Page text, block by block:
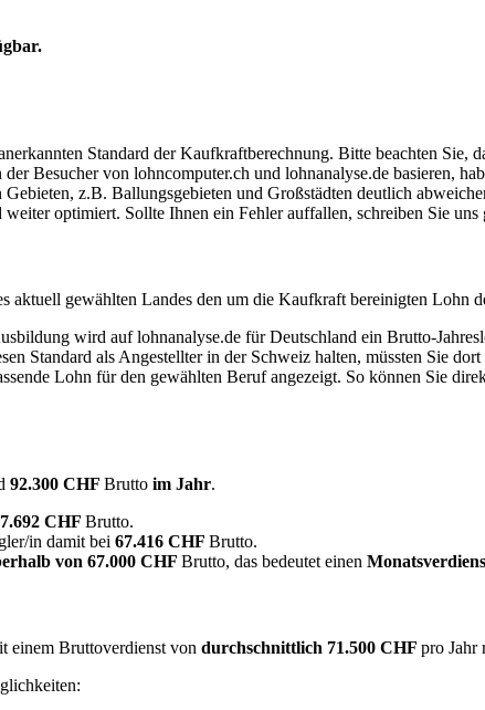
Standard der Kaufkraftberechnung. Bitte beachten Sie,
Besucher von lohncomputer.ch und lohnanalyse.de basieren,
z.B. Ballungsgebieten und Großstädten deutlich
optimiert. Sollte Ihnen ein Fehler auffallen, schreiben Sie uns
aktuell gewählten Landes den um die Kaufkraft bereinigten Lohn
wird auf lohnanalyse.de für Deutschland ein Brutto-
Standard als Angestellter in der Schweiz halten, müssten Sie
Lohn für den gewählten Beruf angezeigt. So können Sie
92.300 CHF Brutto im Jahr.
7.692 CHF Brutto.
in damit bei 67.416 CHF Brutto.
von 67.000 CHF Brutto, das bedeutet einen
einem Bruttoverdienst von durchschnittlich 71.500 CHF pro Jahr